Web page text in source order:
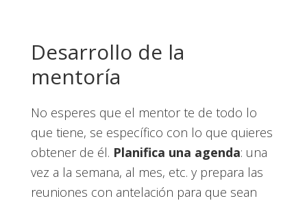
Desarrollo de la
mentoría
No esperes que el mentor te de todo lo
que tiene, se específico con lo que quieres
obtener de él. Planifica una agenda: una
vez a la semana, al mes, etc. y prepara las
reuniones con antelación para que sean